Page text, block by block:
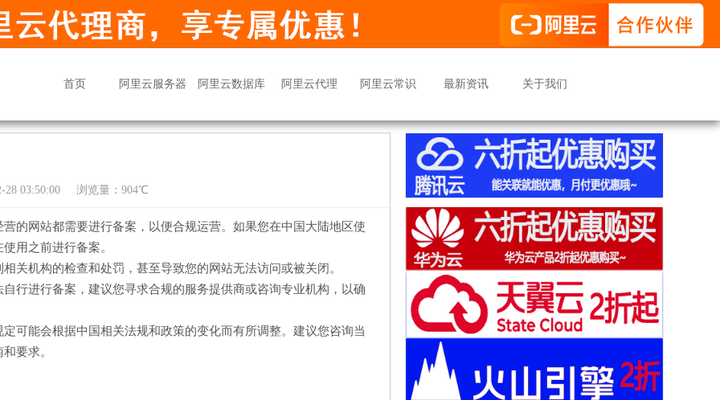
首页 阿里云服务器 阿里云数据库 阿里云代理 阿里云常识 最新资讯 关于我们
28 03:50:00 浏览量：904℃
的网站都需要进行备案，以便合规运营。如果您在中国大陆地区使
用之前进行备案。
关机构的检查和处罚，甚至导致您的网站无法访问或被关闭。
行进行备案，建议您寻求合规的服务提供商或咨询专业机构，以确
可能会根据中国相关法规和政策的变化而有所调整。建议您咨询当
要求。